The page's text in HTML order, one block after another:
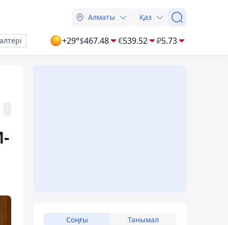
Алматы Қаз
+29°$467.48 €539.52 ₽5.73
Соңғы Танымал